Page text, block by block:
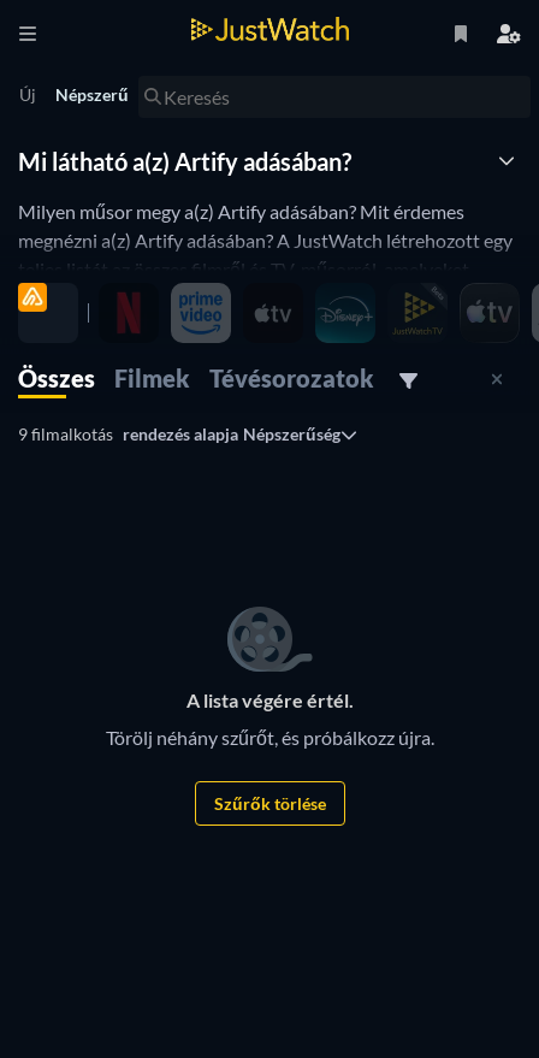
Új Népszerű
Mi látható a(z) Artify adásában?
Milyen műsor megy a(z) Artify adásában? Mit érdemes
megnézni a(z) Artify adásában? A JustWatch létrehozott egy
teljes listát az összes filmről és TV-műsorról, amelyeket
jelenleg online lejátszhat. A(z) Artify műsorújságjának az
áttekintése az összes legújabb frissítést is tartalmazza. A
rendezzük, hogy minél hatékonyabb segítséget nyújtson
A(z) Artify lista szűrhető különböző attribútumok alapján:
Összes Filmek Tévésorozatok
9 filmalkotás rendezés alapja Népszerűség
A lista végére értél.
Törölj néhány szűrőt, és próbálkozz újra.
Szűrők törlése